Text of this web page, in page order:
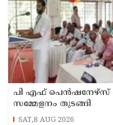
പി എഫ് പെൻഷനേഴ്സ്
സമ്മേളനം തുടങ്ങി
SAT,8 AUG 2026